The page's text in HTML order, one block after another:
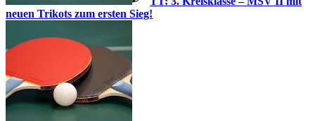
neuen Trikots zum ersten Sieg!